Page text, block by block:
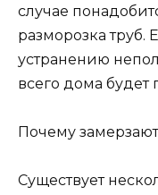
случае
разморозка
устранению
всего дома будет
Почему
Существует